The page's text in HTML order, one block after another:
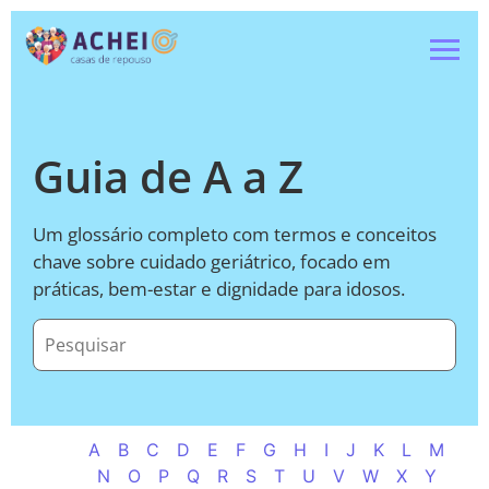
Guia de A a Z
Um glossário completo com termos e conceitos
chave sobre cuidado geriátrico, focado em
práticas, bem-estar e dignidade para idosos.
A B C D E F G H I J K L
M
N
O P Q R S T U V W X
Y